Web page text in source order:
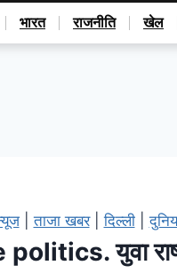
भारत राजनीति खेल
|ताजा खबर|दिल्ली|
युवा